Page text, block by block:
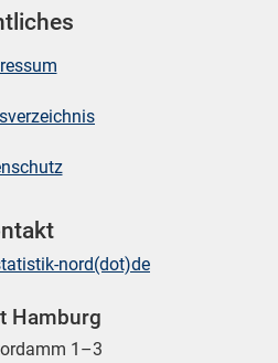
nord(dot)de
Hamburg
1–3